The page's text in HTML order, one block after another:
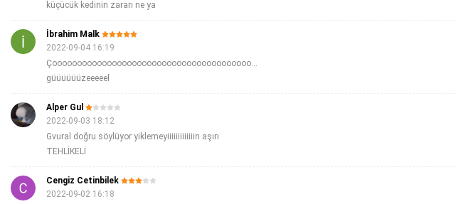
küçücük kedinin zararı ne ya
İbrahim Malk
2022-09-04 16:19
Çoooooooooooooooooooooooooooooooooooooooooooook
güüüüüüzeeeeel
Alper Gul
2022-09-03 18:12
Gvural doğru söylüyor yiklemeyiiiiiiiiiiiiin aşırı
TEHLİKELİ
Cengiz Cetinbilek
2022-09-02 16:18